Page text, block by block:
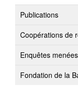
Publications
Coopérations de
Enquêtes
Fondation de la